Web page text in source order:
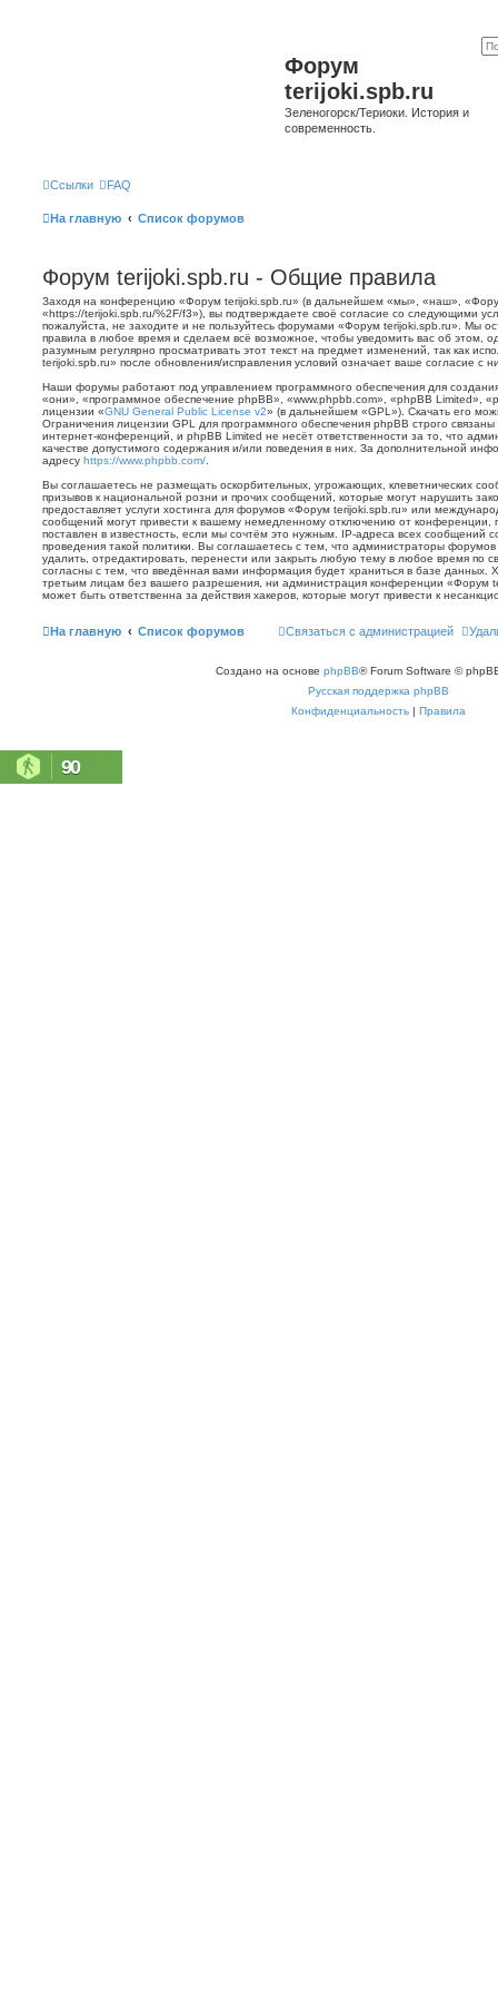
Форум
terijoki.spb.ru
Зеленогорск/Териоки. История и
современность.
Ссылки FAQ
На главную Список форумов
Форум terijoki.spb.ru - Общие правила
Заходя на конференцию «Форум terijoki.spb.ru» (в дальнейшем «мы», «наш»,
«https://terijoki.spb.ru/%2F/f3»), вы подтверждаете своё согласие со следующими
пожалуйста, не заходите и не пользуйтесь форумами «Форум terijoki.spb.ru». Мы
правила в любое время и сделаем всё возможное, чтобы уведомить вас об этом,
разумным регулярно просматривать этот текст на предмет изменений, так как
terijoki.spb.ru» после обновления/исправления условий означает ваше согласие с
Наши форумы работают под управлением программного обеспечения для
«они», «программное обеспечение phpBB», «www.phpbb.com», «phpBB Limited»,
лицензии «GNU General Public License v2» (в дальнейшем «GPL»). Скачать его
Ограничения лицензии GPL для программного обеспечения phpBB строго
интернет-конференций, и phpBB Limited не несёт ответственности за то, что
качестве допустимого содержания и/или поведения в них. За дополнительной
адресу https://www.phpbb.com/
Вы соглашаетесь не размещать оскорбительных, угрожающих, клеветнических
призывов к национальной розни и прочих сообщений, которые могут нарушить
предоставляет услуги хостинга для форумов «Форум terijoki.spb.ru» или
сообщений могут привести к вашему немедленному отключению от конференции,
поставлен в известность, если мы сочтём это нужным. IP-адреса всех сообщений
проведения такой политики. Вы соглашаетесь с тем, что администраторы
удалить, отредактировать, перенести или закрыть любую тему в любое время по
согласны с тем, что введённая вами информация будет храниться в базе данных.
третьим лицам без вашего разрешения, ни администрация конференции «Форум
может быть ответственна за действия хакеров, которые могут привести к
На главную Список форумов Связаться с администрацией
Создано на основе phpBB® Forum Software ©
Русская поддержка phpBB
Конфиденциальность | Правила
90